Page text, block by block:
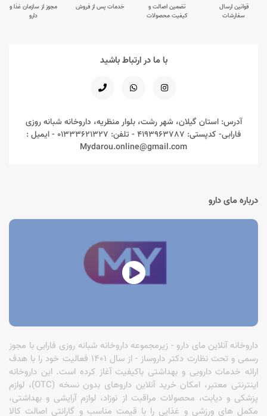
قوانین ارسال
سفارشات
تضمین اصالت و
کیفیت محصولات
خدمات پس از فروش
مجوز از سازمان غذا و
دارو
با ما در ارتباط باشید
آدرس: استان گیلان، شهر رشت، بلوار منظریه، داروخانه شبانه روزی
فارابی- کدپستی: 4193963787 - تلفن: 01333621327 - ایمیل :
Mydarou.online@gmail.com
درباره مای دارو
داروخانه آنلاین مای دارو - زیرمجموعه داروخانه شبانه روزی فارابی با مجوز
رسمی و تحت نظارت دکتر داروساز - از سال 1401 فعالیت خود را با هدف
ارائه خدمات دارویی و بهداشتی باکیفیت آغاز کرده است. این داروخانه
اینترنتی معتبر، امکان خرید آنلاین داروهای بدون نسخه (OTC)، لوازم
پزشکی و دیابت، محصولات مراقبت از نوزاد، لوازم آرایشی و بهداشتی،
مکمل های ورزشی و غذایی را با قیمت مناسب و گارانتی اصالت کالا